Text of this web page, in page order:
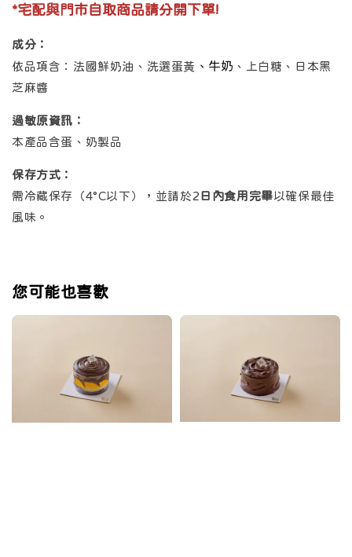
*宅配與門市自取商品請分開下單!
成分：
依品項含：法國鮮奶油、洗選蛋黃 、牛奶 、上白糖、日本黑
芝麻醬
過敏原資訊：
本產品含蛋、奶製品
保存方式：
需冷藏保存（4°C以下），並請於2日內食用完畢以確保最佳
風味。
您可能也喜歡